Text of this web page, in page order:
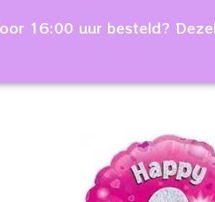
16:00 uur besteld?